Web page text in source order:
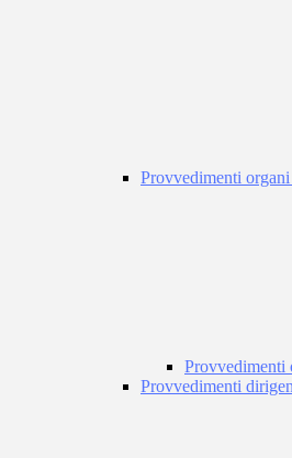
Provvedimenti
Provvedimenti
Provvedimenti